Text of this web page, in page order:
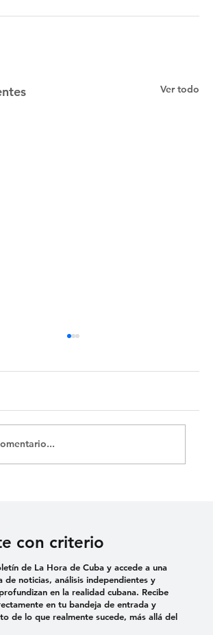
Ver todo
con criterio
de La Hora de Cuba y accede a una
de noticias, análisis independientes y
en la realidad cubana. Recibe
en tu bandeja de entrada y
de lo que realmente sucede, más allá del